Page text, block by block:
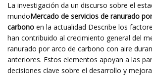
La investigación da un discurso sobre el
mundoMercado de servicios de ranurado
carbono en la actualidad Describe los
han contribuido al crecimiento general del
ranurado por arco de carbono con aire
anteriores. Estos elementos apoyan a las
decisiones clave sobre el desarrollo y